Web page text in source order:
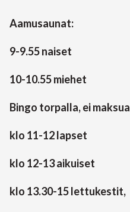
Aamusaunat:
9-9.55 naiset
10-10.55 miehet
Bingo torpalla, ei maksua
klo 11-12 lapset
klo 12-13 aikuiset
klo 13.30-15 lettukestit,